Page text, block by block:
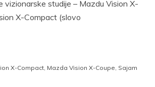
vizionarske studije – Mazdu Vision X-
X-Compact (slovo
X-Compact Mazda Vision X-Coupe Sajam